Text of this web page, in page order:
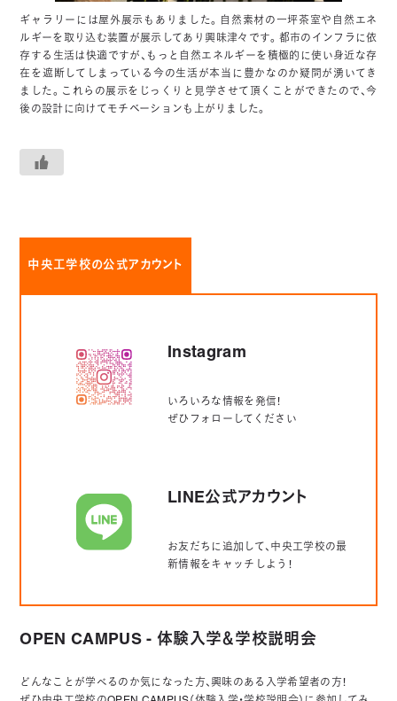
ギャラリーには屋外展示もありました。自然素材の一坪茶室や自然エネ
ルギーを取り込む装置が展示してあり興味津々です。都市のインフラに依
存する生活は快適ですが、もっと自然エネルギーを積極的に使い身近な存
在を遮断してしまっている今の生活が本当に豊かなのか疑問が湧いてき
ました。これらの展示をじっくりと見学させて頂くことができたので、今
後の設計に向けてモチベーションも上がりました。
中央工学校の公式アカウント
Instagram
いろいろな情報を発信！
ぜひフォローしてください
LINE公式アカウント
お友だちに追加して、中央工学校の最
新情報をキャッチしよう！
OPEN CAMPUS - 体験入学＆学校説明会
どんなことが学べるのか気になった方、興味のある入学希望者の方！